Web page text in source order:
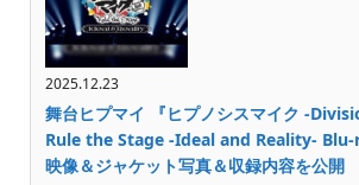
2025.12.23
舞台ヒプマイ 『ヒプノシスマイク -
Rule the Stage -Ideal and Reality- Blu-
映像＆ジャケット写真＆収録内容を公開